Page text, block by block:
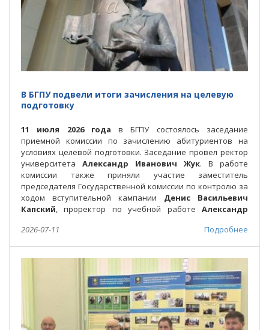
В БГПУ подвели итоги зачисления на целевую
подготовку
11 июля 2026 годав БГПУ состоялось заседание
приемной комиссии по зачислению абитуриентов на
условиях целевой подготовки. Заседание провел ректор
университета Александр Иванович Жук. В работе
комиссии также приняли участие заместитель
председателя Государственной комиссии по контролю за
ходом вступительной кампании Денис Васильевич
Капский, проректор по учебной работе Александр
секретарь приемной комиссии
Сергей Александрович
2026-07-11 Подробнее